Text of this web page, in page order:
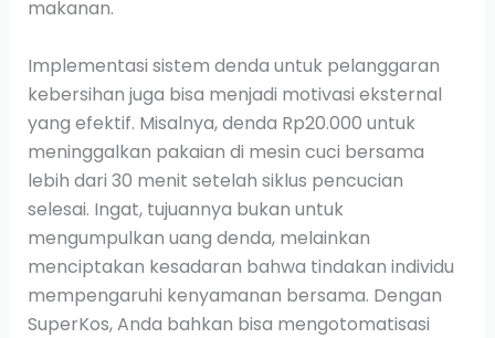
makanan.
Implementasi sistem denda untuk pelanggaran
kebersihan juga bisa menjadi motivasi eksternal
yang efektif. Misalnya, denda Rp20.000 untuk
meninggalkan pakaian di mesin cuci bersama
lebih dari 30 menit setelah siklus pencucian
selesai. Ingat, tujuannya bukan untuk
mengumpulkan uang denda, melainkan
menciptakan kesadaran bahwa tindakan individu
mempengaruhi kenyamanan bersama. Dengan
SuperKos, Anda bahkan bisa mengotomatisasi